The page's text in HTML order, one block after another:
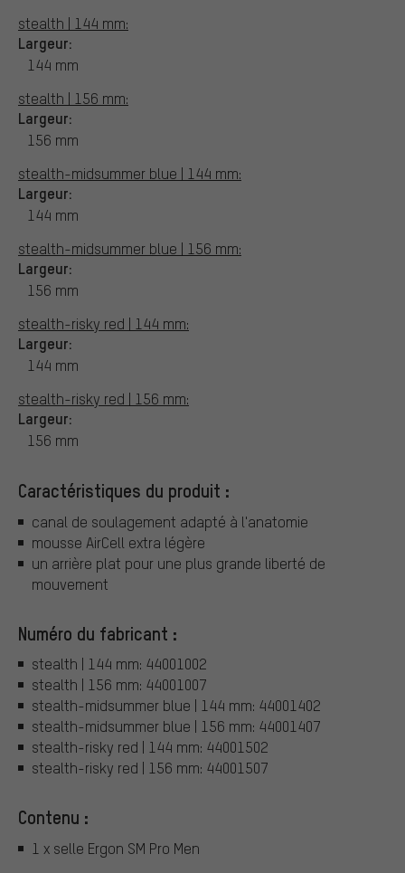
stealth | 144 mm:
Largeur:
144 mm
stealth | 156 mm:
Largeur:
156 mm
stealth-midsummer blue | 144 mm:
Largeur:
144 mm
stealth-midsummer blue | 156 mm:
Largeur:
156 mm
stealth-risky red | 144 mm:
Largeur:
144 mm
stealth-risky red | 156 mm:
Largeur:
156 mm
Caractéristiques du produit :
canal de soulagement adapté à l'anatomie
mousse AirCell extra légère
un arrière plat pour une plus grande liberté de
mouvement
Numéro du fabricant :
stealth | 144 mm: 44001002
stealth | 156 mm: 44001007
stealth-midsummer blue | 144 mm: 44001402
stealth-midsummer blue | 156 mm: 44001407
stealth-risky red | 144 mm: 44001502
stealth-risky red | 156 mm: 44001507
Contenu :
1 x selle Ergon SM Pro Men